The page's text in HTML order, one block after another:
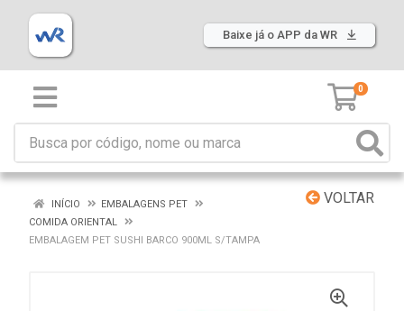
Baixe já o APP da WR
0
VOLTAR
INÍCIO
EMBALAGENS PET
COMIDA ORIENTAL
EMBALAGEM PET SUSHI BARCO 900ML S/TAMPA